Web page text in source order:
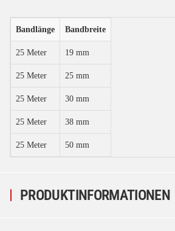
PRODUKTINFORMATIONEN
Bandlänge Bandbreite
25 Meter 19 mm
25 Meter 25 mm
25 Meter 30 mm
25 Meter 38 mm
25 Meter 50 mm